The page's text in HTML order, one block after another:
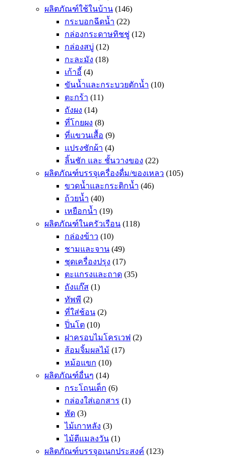
ผลิตภัณฑ์ใช้ในบ้าน (146)
กระบอกฉีดน้ำ (22)
กล่องกระดาษทิชชู่ (12)
กล่องสบู่ (12)
กะละมัง (18)
เก้าอี้ (4)
ขันน้ำและกระบวยตักน้ำ (10)
ตะกร้า (11)
ถังผง (14)
ที่โกยผง (8)
ที่แขวนเสื้อ (9)
แปรงซักผ้า (4)
ลิ้นชัก และ ชั้นวางของ (22)
ผลิตภัณฑ์บรรจุเครื่องดื่ม/ของเหลว (105)
ขวดน้ำและกระติกน้ำ (46)
ถ้วยน้ำ (40)
เหยือกน้ำ (19)
ผลิตภัณฑ์ในครัวเรือน (118)
กล่องข้าว (10)
ชามและจาน (49)
ชุดเครื่องปรุง (17)
ตะแกรงและถาด (35)
ถังแก๊ส (1)
ทัพพี (2)
ที่ใส่ช้อน (2)
ปิ่นโต (10)
ฝาครอบไมโครเวฟ (2)
ส้อมจิ้มผลไม้ (17)
หม้อแขก (10)
ผลิตภัณฑ์อื่นๆ (14)
กระโถนเด็ก (6)
กล่องใส่เอกสาร (1)
พัด (3)
ไม้เกาหลัง (3)
ไม้ตีแมลงวัน (1)
ผลิตภัณฑ์บรรจุอเนกประสงค์ (123)